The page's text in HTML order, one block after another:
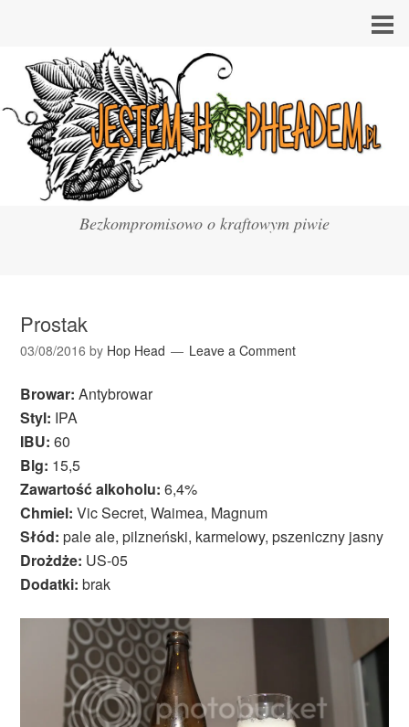
Bezkompromisowo o kraftowym piwie
Prostak
03/08/2016 by Hop Head Leave a Comment
Browar: Antybrowar
Styl: IPA
IBU: 60
Blg: 15,5
Zawartość alkoholu: 6,4%
Chmiel: Vic Secret, Waimea, Magnum
Słód: pale ale, pilzneński, karmelowy, pszeniczny jasny
Drożdże: US-05
Dodatki: brak